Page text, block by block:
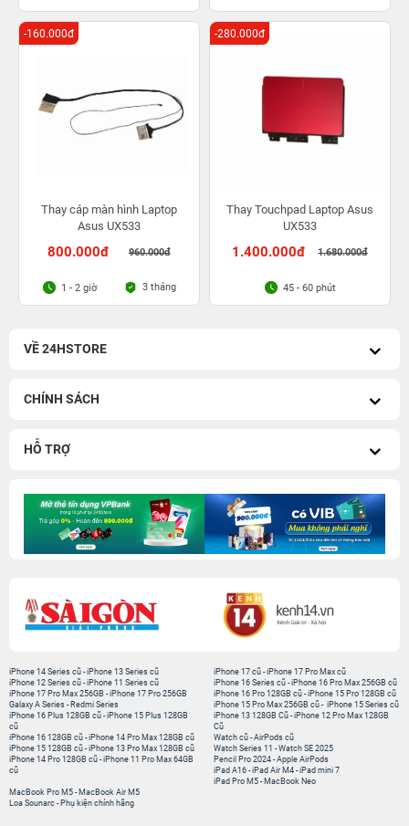
Thay cáp màn hình Laptop
Asus UX533
800.000đ 960.000đ
-160.000đ
1 - 2 giờ 3 tháng
Thay Touchpad Laptop Asus
UX533
1.400.000đ 1.680.000đ
-280.000đ
45 - 60 phút
VỀ 24HSTORE
CHÍNH SÁCH
HỖ TRỢ
iPhone 14 Series cũ -iPhone 13 Series cũ
iPhone 12 Series cũ -iPhone 11 Series cũ
iPhone 17 Pro Max 256GB -iPhone 17 Pro 256GB
Galaxy A Series - Redmi Series
iPhone 17 cũ -iPhone 17 Pro Max cũ
iPhone 16 Series cũ - iPhone 16 Pro Max 256GB cũ
iPhone 16 Pro 128GB cũ -iPhone 15 Pro 128GB cũ
iPhone 15 Pro Max 256GB cũ - iPhone 15 Series cũ
iPhone 16 Plus 128GB cũ -iPhone 15 Plus 128GB
cũ
iPhone 16 128GB cũ -iPhone 14 Pro Max 128GB cũ
iPhone 15 128GB cũ -iPhone 13 Pro Max 128GB cũ
iPhone 14 Pro 128GB cũ -iPhone 11 Pro Max 64GB
cũ
iPhone 13 128GB Cũ -iPhone 12 Pro Max 128GB
Cũ
Watch cũ -AirPods cũ
Watch Series 11 -Watch SE 2025
Pencil Pro 2024 -Apple AirPods
iPad A16 -iPad Air M4 -iPad mini 7
iPad Pro M5 - MacBook Neo
MacBook Pro M5 - MacBook Air M5
Loa Sounarc - Phụ kiện chính hãng